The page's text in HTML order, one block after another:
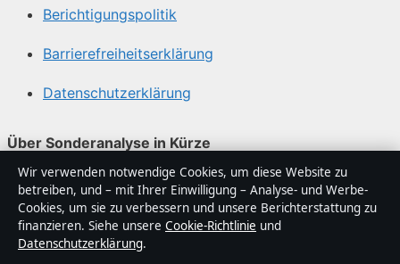
Berichtigungspolitik
Barrierefreiheitserklärung
Datenschutzerklärung
Über Sonderanalyse in Kürze
Sonderanalyse ist ein unabhängiger digitaler
Nachrichtenanbieter mit Fokus auf Politik, Wirtschaft,
Technik und Gesellschaft in Deutschland. Jeder Artikel
trägt eine Byline, wird von einem Redakteur geprüft und
Wir verwenden notwendige Cookies, um diese Website zu
betreiben, und – mit Ihrer Einwilligung – Analyse- und Werbe-
Cookies, um sie zu verbessern und unsere Berichterstattung zu
finanzieren. Siehe unsere Cookie-Richtlinie und
Datenschutzerklärung.